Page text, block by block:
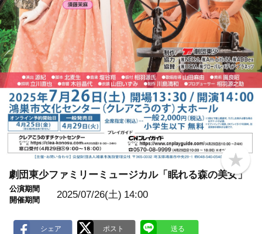
b
o
o
劇団東少ファミリーミュージカル「眠れる森の美女」
公演期間
開催期間
2025/07/26(土) 14:00